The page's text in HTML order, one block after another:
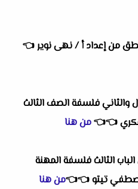
من إعداد أ / نهى نوير👈
والثاني فلسفة الصف الثالث
👈
👈من هنا
الثالث فلسفة المهنة
تيتو👈
👈من هنا